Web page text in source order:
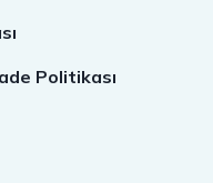
Politikası